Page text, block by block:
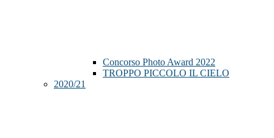
Concorso Photo Award 2022
TROPPO PICCOLO IL CIELO
2020/21